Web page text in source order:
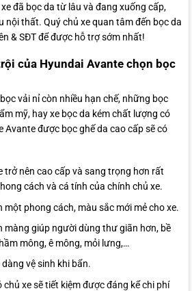
đã bọc da từ lâu và đang xuống cấp,
nội thất. Quý chủ xe quan tâm đến bọc da
& SĐT để được hỗ trợ sớm nhất!
của Hyundai Avante chọn bọc
vải nỉ còn nhiều hạn chế, những bọc
mỹ, hay xe bọc da kém chất lượng có
Avante được bọc ghế da cao cấp sẽ có
trở nên cao cấp và sang trọng hơn rất
cách và cá tính của chính chủ xe.
một phong cách, màu sắc mới mẻ cho xe.
màng giúp người dùng thư giãn hơn, bề
mông, ê mông, mỏi lưng,…
vệ sinh khi bẩn.
chủ xe sẽ tiết kiệm được đáng kể chi phí